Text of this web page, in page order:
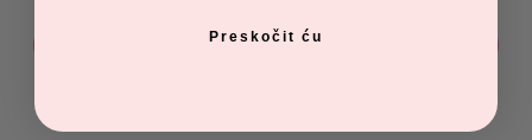
Preskočit ću